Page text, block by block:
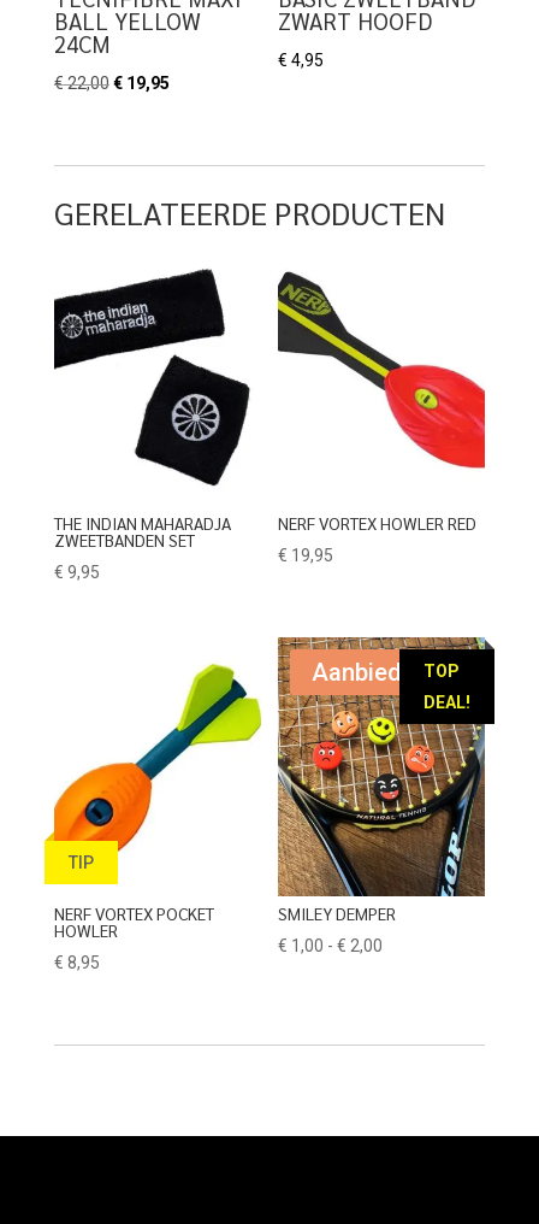
BALL YELLOW
24CM
€22,00 Oorspronkelijke
€19,95Huidige
ZWART HOOFD
€ 4,95
GERELATEERDE PRODUCTEN
THE INDIAN MAHARADJA
ZWEETBANDEN SET
€ 9,95
NERF VORTEX HOWLER RED
€ 19,95
TIP
NERF VORTEX POCKET
HOWLER
€ 8,95
TOP
DEAL!
Aanbieding!
SMILEY DEMPER
€ 1,00 - € 2,00